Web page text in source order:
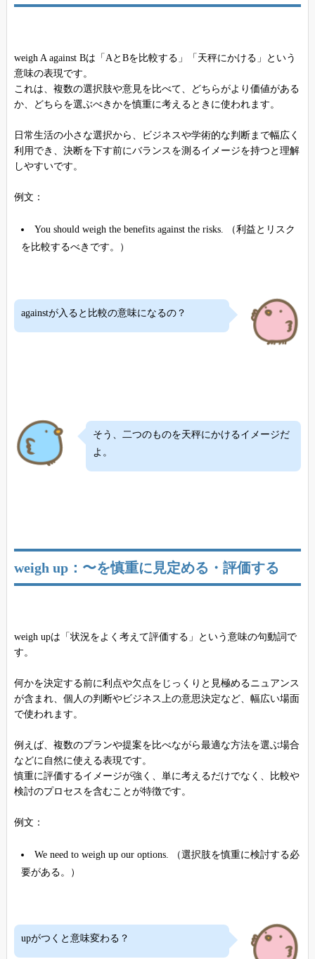
weigh A against Bは「AとBを比較する」「天秤にかける」という
意味の表現です。
これは、複数の選択肢や意見を比べて、どちらがより価値がある
か、どちらを選ぶべきかを慎重に考えるときに使われます。
日常生活の小さな選択から、ビジネスや学術的な判断まで幅広く
利用でき、決断を下す前にバランスを測るイメージを持つと理解
しやすいです。
例文：
You should weigh the benefits against the risks. （利益とリスク
を比較するべきです。）
againstが入ると比較の意味になるの？
そう、二つのものを天秤にかけるイメージだ
よ。
weigh up：〜を慎重に見定める・評価する
weigh upは「状況をよく考えて評価する」という意味の句動詞で
す。
何かを決定する前に利点や欠点をじっくりと見極めるニュアンス
が含まれ、個人の判断やビジネス上の意思決定など、幅広い場面
で使われます。
例えば、複数のプランや提案を比べながら最適な方法を選ぶ場合
などに自然に使える表現です。
慎重に評価するイメージが強く、単に考えるだけでなく、比較や
検討のプロセスを含むことが特徴です。
例文：
We need to weigh up our options. （選択肢を慎重に検討する必
要がある。）
upがつくと意味変わる？